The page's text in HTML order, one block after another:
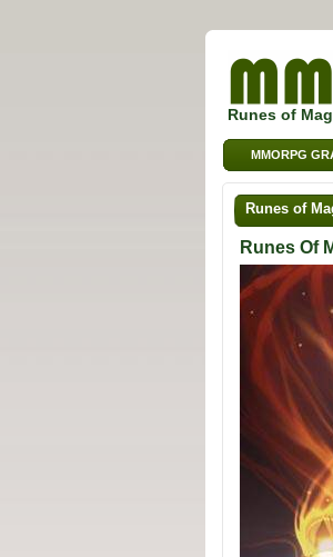
Runes of
MMORPG
Runes of
Runes Of